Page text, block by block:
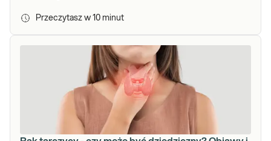
Przeczytasz w 10 minut